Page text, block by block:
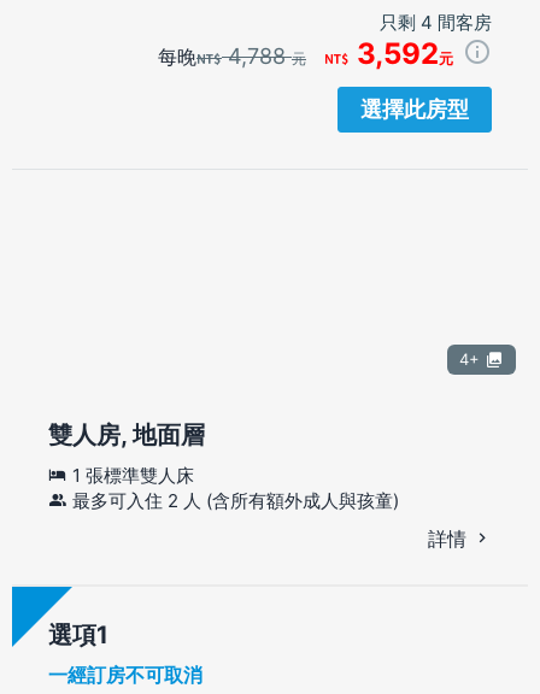
只剩 4 間客房
每晚 4,788元 3,592元
選擇此房型
4+
雙人房, 地面層
1 張標準雙人床
最多可入住 2 人 (含所有額外成人與孩童)
詳情
選項
一經訂房不可取消